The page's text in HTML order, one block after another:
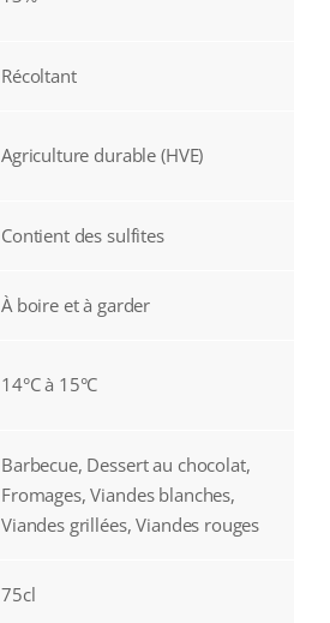
Récoltant
Agriculture durable (HVE)
Contient des sulfites
À boire et à garder
14°C à 15°C
Barbecue, Dessert au chocolat,
Fromages, Viandes blanches,
Viandes grillées, Viandes rouges
75cl